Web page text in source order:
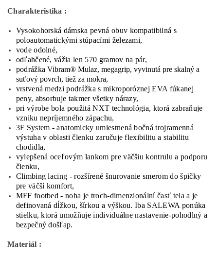
Charakteristika :
Vysokohorská dámska pevná obuv kompatibilná s
poloautomatickými stúpacími železami,
vode odolné,
odľahčené, vážia len 570 gramov na pár,
podrážkaVibram® Mulaz, megagrip, vyvinutá pre skalný a
suťový povrch, tiež za mokra,
vrstvená medzi podrážka s mikroporóznej EVA fúkanej
peny, absorbuje takmer všetky nárazy,
pri výrobe bola použitá NXT technológia, ktorá zabraňuje
vzniku nepríjemného zápachu,
3F System - anatomicky umiestnená bočná trojramenná
výstuha v oblasti členku zaručuje flexibilitu a stabilitu
chodidla,
vylepšená oceľovým lankom pre väčšiu kontrulu a podporu
členku,
Climbing lacing - rozšírené šnurovanie smerom do špičky
pre väčší komfort,
MFF footbed - noha je troch-dimenzionální časť tela a je
definovaná dĺžkou, šírkou a výškou. Iba SALEWA ponúka
stielku, ktorá umožňuje individuálne nastavenie-pohodlný a
bezpečný došľap.
Materiál :